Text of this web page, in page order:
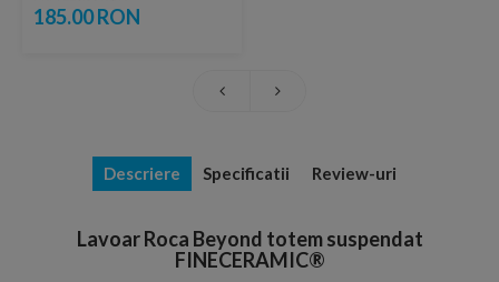
185.00 RON
Descriere Specificatii Review-uri
Lavoar Roca Beyond totem suspendat
FINECERAMIC®